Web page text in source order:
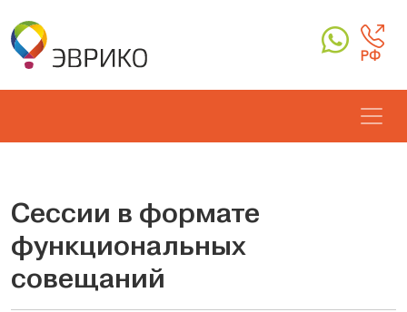
РФ
Сессии в формате
функциональных
совещаний